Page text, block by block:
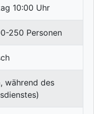
10:00 Uhr
250 Personen
während des